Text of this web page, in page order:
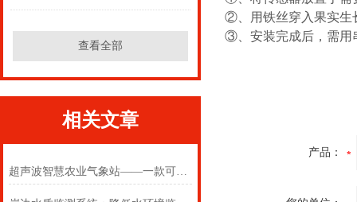
查看全部
相关文章
超声波智慧农业气象站——一款可研可田的超声波集成气象站
②、用铁丝穿入果实生
③、安装完成后，需用
产品：